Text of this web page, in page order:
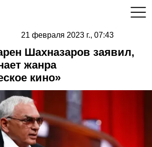
21 февраля 2023 г., 07:43
Шахназаров заявил,
жанра
кино»